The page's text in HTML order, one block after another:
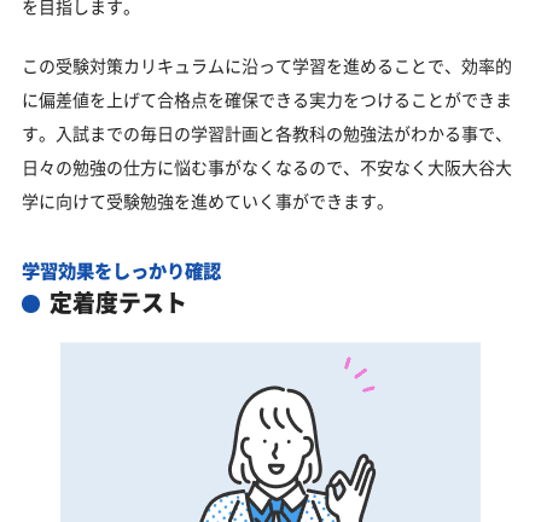
を目指します。
この受験対策カリキュラムに沿って学習を進めることで、効率的
に偏差値を上げて合格点を確保できる実力をつけることができま
す。入試までの毎日の学習計画と各教科の勉強法がわかる事で、
日々の勉強の仕方に悩む事がなくなるので、不安なく大阪大谷大
学に向けて受験勉強を進めていく事ができます。
学習効果をしっかり確認
定着度テスト